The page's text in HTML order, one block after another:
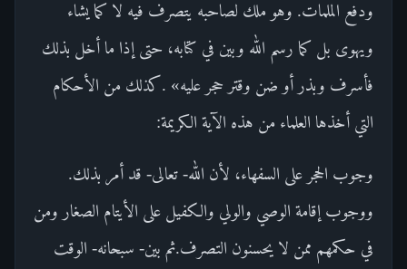
ودفع الملمات. وهو ملك لصاحبه يتصرف فيه لا كما يشاء
ويهوى بل كما رسم الله وبين في كتابه، حتى إذا ما أخل بذلك
فأسرف وبذر أو ضن وقتر حجر عليه» .كذلك من الأحكام
التي أخذها العلماء من هذه الآية الكريمة:
وجوب الحجر على السفهاء، لأن الله- تعالى- قد أمر بذلك.
ووجوب إقامة الوصي والولي والكفيل على الأيتام الصغار ومن
في حكمهم ممن لا يحسنون التصرف.ثم بين- سبحانه- الوقت